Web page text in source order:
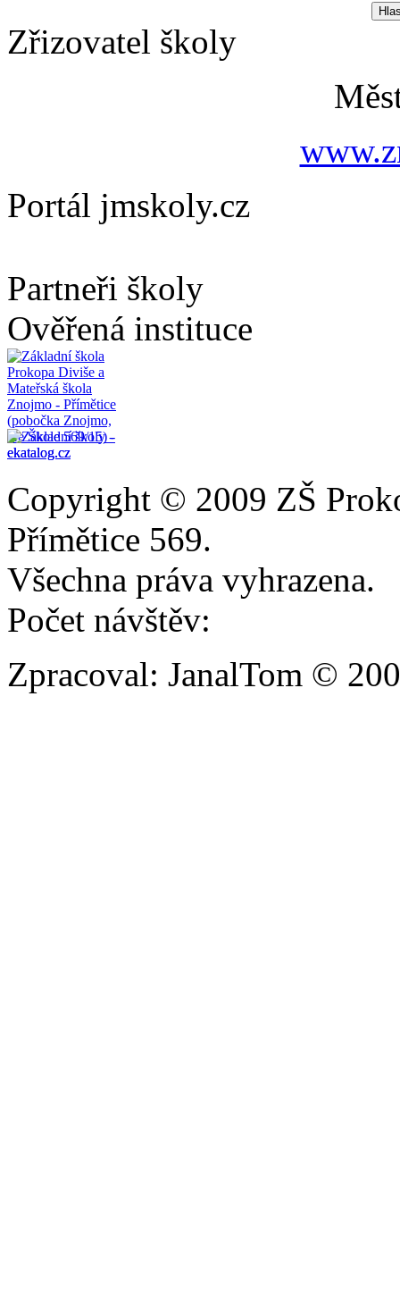
Zřizovatel školy
Portál jmskoly.cz
Partneři školy
Ověřená instituce
Copyright © 2009 ZŠ
Přímětice 569.
Všechna práva vyhrazena.
Počet návštěv:
Zpracoval: JanalTom ©